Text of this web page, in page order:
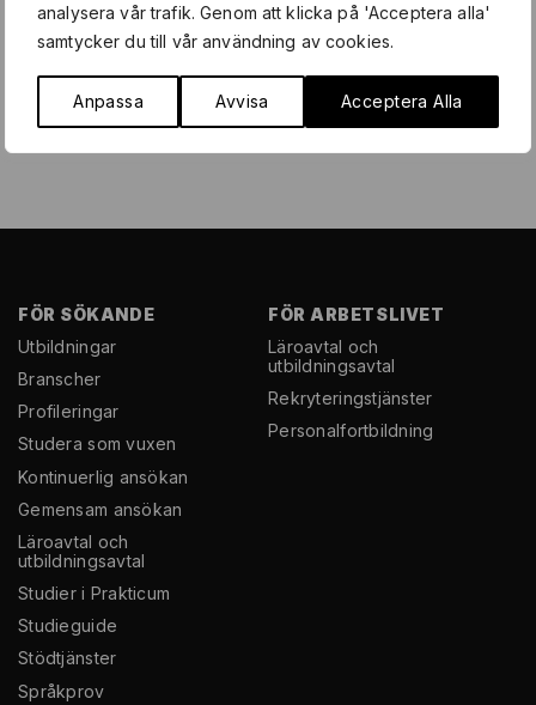
analysera vår trafik. Genom att klicka på 'Acceptera alla'
samtycker du till vår användning av cookies.
Anpassa Avvisa Acceptera Alla
FÖR SÖKANDE
Utbildningar
Branscher
Profileringar
Studera som vuxen
Kontinuerlig ansökan
Gemensam ansökan
Läroavtal och
utbildningsavtal
Studier i Prakticum
Studieguide
Stödtjänster
Språkprov
FÖR ARBETSLIVET
Läroavtal och
utbildningsavtal
Rekryterings­tjänster
Personal­fortbildning